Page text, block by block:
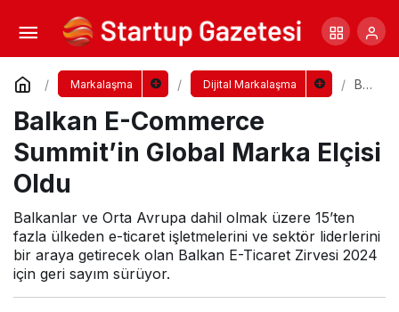
Markalaşma Dijital Markalaşma
Bal
mm
erc
Glo
bal
Elçi
Balkan E-Commerce
Summit’in Global Marka Elçisi
Oldu
Balkanlar ve Orta Avrupa dahil olmak üzere 15’ten
fazla ülkeden e-ticaret işletmelerini ve sektör liderlerini
bir araya getirecek olan Balkan E-Ticaret Zirvesi 2024
için geri sayım sürüyor.
Balkan E-Commerce Summit’in Global Marka
Elçisi Oldu
Yorum Yap